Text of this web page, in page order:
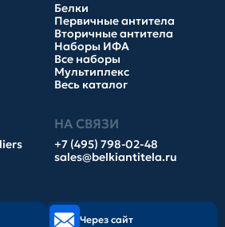
Белки
Первичные антитела
Вторичные антитела
Наборы ИФА
Все наборы
Мультиплекс
Весь каталог
НА СВЯЗИ
+7 (495) 798-02-48
sales@belkiantitela.ru
Через сайт